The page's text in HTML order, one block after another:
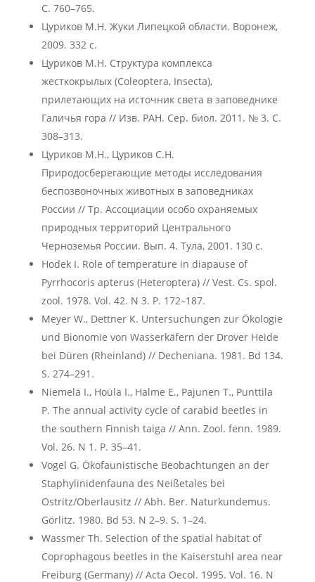
С. 760–765.
Цуриков М.Н. Жуки Липецкой области. Воронеж,
2009. 332 с.
Цуриков М.Н. Структура комплекса
жесткокрылых (Coleoptera, Insecta),
прилетающих на источник света в заповеднике
Галичья гора // Изв. РАН. Сер. биол. 2011. № 3. С.
308–313.
Цуриков М.Н., Цуриков С.Н.
Природосберегающие методы исследования
беспозвоночных животных в заповедниках
России // Тр. Ассоциации особо охраняемых
природных территорий Центрального
Черноземья России. Вып. 4. Тула, 2001. 130 с.
Hodek I. Role of temperature in diapause of
Pyrrhocoris apterus (Heteroptera) // Vest. Cs. spol.
zool. 1978. Vol. 42. N 3. P. 172–187.
Meyer W., Dеttnеr К. Untersuchungen zur Ökologie
und Bionomie von Wasserkäfern der Drover Heide
bei Düren (Rheinland) // Decheniana. 1981. Bd 134.
S. 274–291.
Niemelä I., Hoüla I., Halme E., Pajunen T., Punttila
P. The annual activity cycle of carabid beetles in
the southern Finnish taiga // Ann. Zool. fenn. 1989.
Vol. 26. N 1. P. 35–41.
Vоgel G. Ökofaunistische Beobachtungen an der
Staphylinidenfauna des Neißetales bei
Ostritz/Oberlausitz // Abh. Ber. Naturkundemus.
Görlitz. 1980. Bd 53. N 2–9. S. 1–24.
Wassmer Th. Selection of the spatial habitat of
Coprophagous beetles in the Kaiserstuhl area near
Freiburg (Germany) // Acta Oecol. 1995. Vol. 16. N